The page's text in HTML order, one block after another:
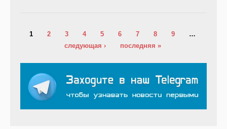
Страницы
1 2 3 4 5 6 7 8 9
…
следующая ›
последняя »